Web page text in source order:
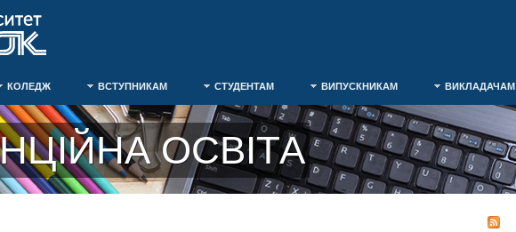
КОЛЕДЖ ВСТУПНИКАМ СТУДЕНТАМ ВИПУСКНИКАМ ВИКЛАДАЧАМ
ОСВІТА